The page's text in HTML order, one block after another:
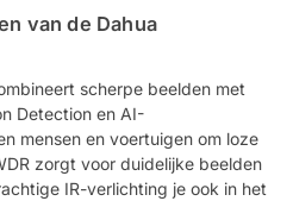
van de Dahua
scherpe beelden met
Detection en AI-
mensen en voertuigen om loze
zorgt voor duidelijke beelden
IR-verlichting je ook in het